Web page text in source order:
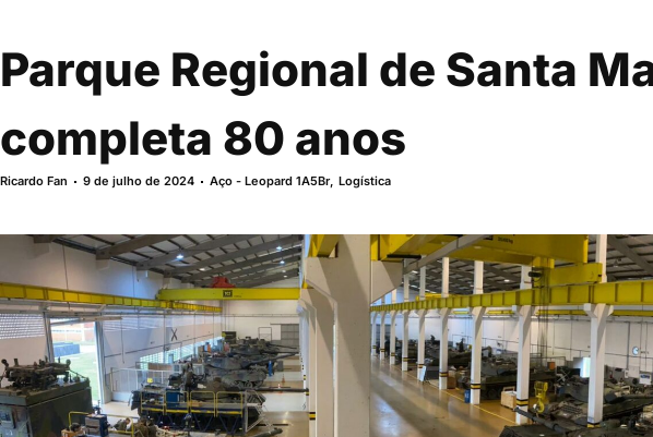
Parque Regional de Santa
completa 80 anos
Ricardo Fan 9 de julho de 2024 Aço - Leopard 1A5Br,Logística